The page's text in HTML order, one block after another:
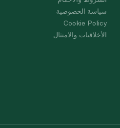
سياسة الخصوصية
Cookie Policy
الأخلاقيات والامتثال